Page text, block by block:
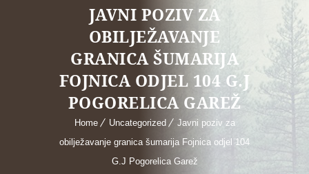
JAVNI POZIV ZA
OBILJEŽAVANJE
GRANICA ŠUMARIJA
FOJNICA ODJEL 104 G.J
POGORELICA GAREŽ
Home Uncategorized
Javni poziv za
obilježavanje granica šumarija Fojnica odjel 104
G.J Pogorelica Garež